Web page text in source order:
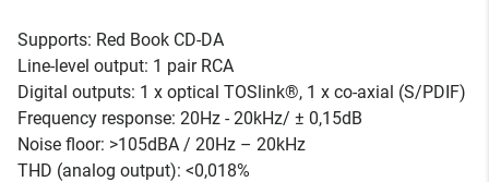
Supports: Red Book CD-DA
Line-level output: 1 pair RCA
Digital outputs: 1 x optical TOSlink®, 1 x co-axial (S/PDIF)
Frequency response: 20Hz - 20kHz/ ± 0,15dB
Noise floor: >105dBA / 20Hz – 20kHz
THD (analog output): <0,018%